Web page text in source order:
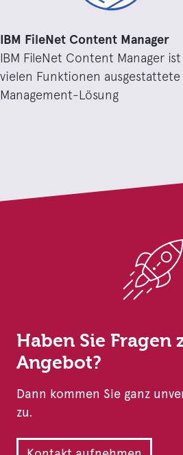
IBM FileNet Content Manager
IBM FileNet Content Manager
vielen Funktionen
Management-Lösung
Haben Sie Fragen
Angebot?
Dann kommen Sie ganz
zu.